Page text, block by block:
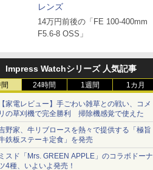
レンズ
14万円前後の「FE 100-400mm
F5.6-8 OSS」
Impress Watchシリーズ 人気記事
24時間 1週間 1カ月
家電レビュー】手ごわい雑草との戦い、コメ
の草刈機で完全勝利 掃除機感覚で使えた
野家、牛リブロースを熱々で提供する「極旨
鉄板ステーキ定食」を発売
スド「Mrs. GREEN APPLE」のコラボドーナ
4種、いよいよ発売！